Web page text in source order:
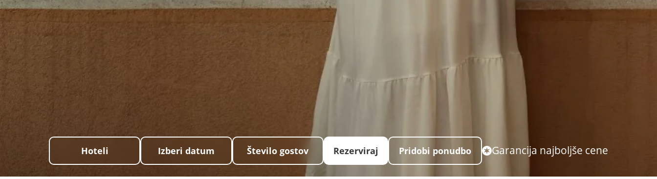
Hoteli Izberi datum Število gostov Rezerviraj Pridobi ponudbo Garancija najboljše cene